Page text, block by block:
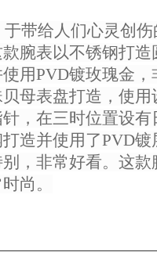
带给人们心灵创
腕表以不锈钢打造
用PVD镀玫瑰金，
母表盘打造，使用
，在三时位置设有
造并使用了PVD镀
，非常好看。这款
尚。